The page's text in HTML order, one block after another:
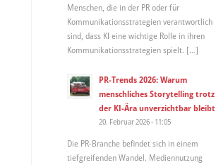
Menschen, die in der PR oder für
Kommunikationsstrategien verantwortlich
sind, dass KI eine wichtige Rolle in ihren
Kommunikationsstrategien spielt. […]
PR-Trends 2026: Warum
menschliches Storytelling trotz
der KI-Ära unverzichtbar bleibt
20. Februar 2026 - 11:05
Die PR-Branche befindet sich in einem
tiefgreifenden Wandel. Mediennutzung